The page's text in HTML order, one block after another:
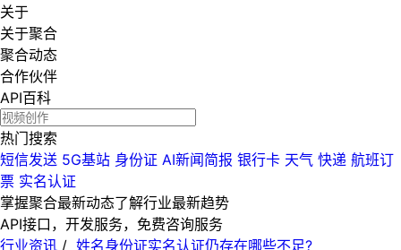
关于
关于聚合
聚合动态
合作伙伴
API百科
热门搜索
短信发送 5G基站 身份证 AI新闻简报 银行卡 天气 快递 航班订
票 实名认证
掌握聚合最新动态了解行业最新趋势
API接口，开发服务，免费咨询服务
行业资讯 / 姓名身份证实名认证仍存在哪些不足?